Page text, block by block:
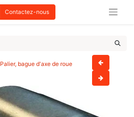
Contactez-nous
Palier, bague d'axe de roue